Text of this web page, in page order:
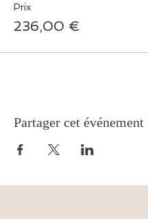
Prix
236,00 €
Partager cet événement